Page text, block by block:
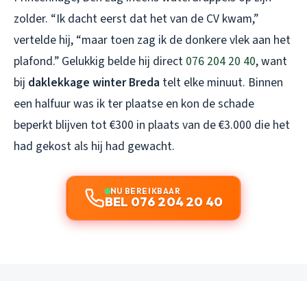
zolder. “Ik dacht eerst dat het van de CV kwam,”
vertelde hij, “maar toen zag ik de donkere vlek aan het
plafond.” Gelukkig belde hij direct 076 204 20 40, want
bij daklekkage winter Breda telt elke minuut. Binnen
een halfuur was ik ter plaatse en kon de schade
beperkt blijven tot €300 in plaats van de €3.000 die het
had gekost als hij had gewacht.
NU BEREIKBAAR
BEL 076 204 20 40